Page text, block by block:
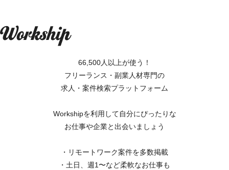
66,500人以上が使う！
フリーランス・副業人材専門の
求人・案件検索プラットフォーム
Workshipを利用して自分にぴったりな
お仕事や企業と出会いましょう
・リモートワーク案件を多数掲載
・土日、週1〜など柔軟なお仕事も